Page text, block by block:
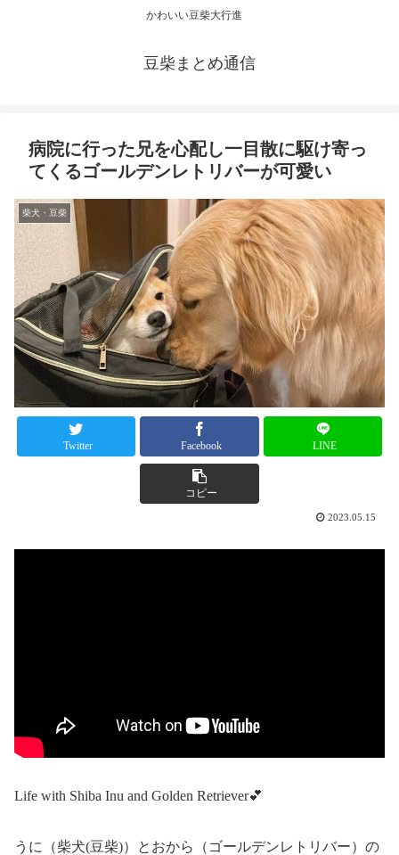
かわいい豆柴大行進
豆柴まとめ通信
病院に行った兄を心配し一目散に駆け寄っ
てくるゴールデンレトリバーが可愛い
柴犬・豆柴
Twitter Facebook LINE
コピー
2023.05.15
Life with Shiba Inu and Golden Retriever💕
うに（柴犬(豆柴)）とおから（ゴールデンレトリバー）の